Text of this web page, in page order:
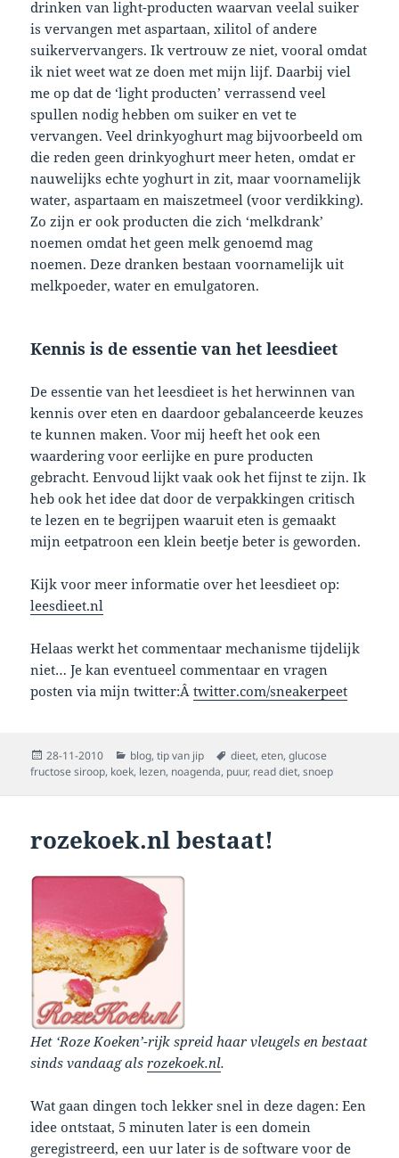
drinken van light-producten waarvan veelal suiker
is vervangen met aspartaan, xilitol of andere
suikervervangers. Ik vertrouw ze niet, vooral omdat
ik niet weet wat ze doen met mijn lijf. Daarbij viel
me op dat de ‘light producten’ verrassend veel
spullen nodig hebben om suiker en vet te
vervangen. Veel drinkyoghurt mag bijvoorbeeld om
die reden geen drinkyoghurt meer heten, omdat er
nauwelijks echte yoghurt in zit, maar voornamelijk
water, aspartaam en maiszetmeel (voor verdikking).
Zo zijn er ook producten die zich ‘melkdrank’
noemen omdat het geen melk genoemd mag
noemen. Deze dranken bestaan voornamelijk uit
melkpoeder, water en emulgatoren.
Kennis is de essentie van het leesdieet
De essentie van het leesdieet is het herwinnen van
kennis over eten en daardoor gebalanceerde keuzes
te kunnen maken. Voor mij heeft het ook een
waardering voor eerlijke en pure producten
gebracht. Eenvoud lijkt vaak ook het fijnst te zijn. Ik
heb ook het idee dat door de verpakkingen critisch
te lezen en te begrijpen waaruit eten is gemaakt
mijn eetpatroon een klein beetje beter is geworden.
Kijk voor meer informatie over het leesdieet op:
leesdieet.nl
Helaas werkt het commentaar mechanisme tijdelijk
niet… Je kan eventueel commentaar en vragen
posten via mijn twitter:Âtwitter.com/sneakerpeet
Posted
on
28-11-2010 Categories
blog,tip van jip Tags
dieet,eten,glucose
fructose siroop, koek, lezen, noagenda, puur, read diet,snoep
rozekoek.nl bestaat!
Het ‘Roze Koeken’-rijk spreid haar vleugels en bestaat
sinds vandaag alsrozekoek.nl.
Wat gaan dingen toch lekker snel in deze dagen: Een
idee ontstaat, 5 minuten later is een domein
geregistreerd, een uur later is de software voor de